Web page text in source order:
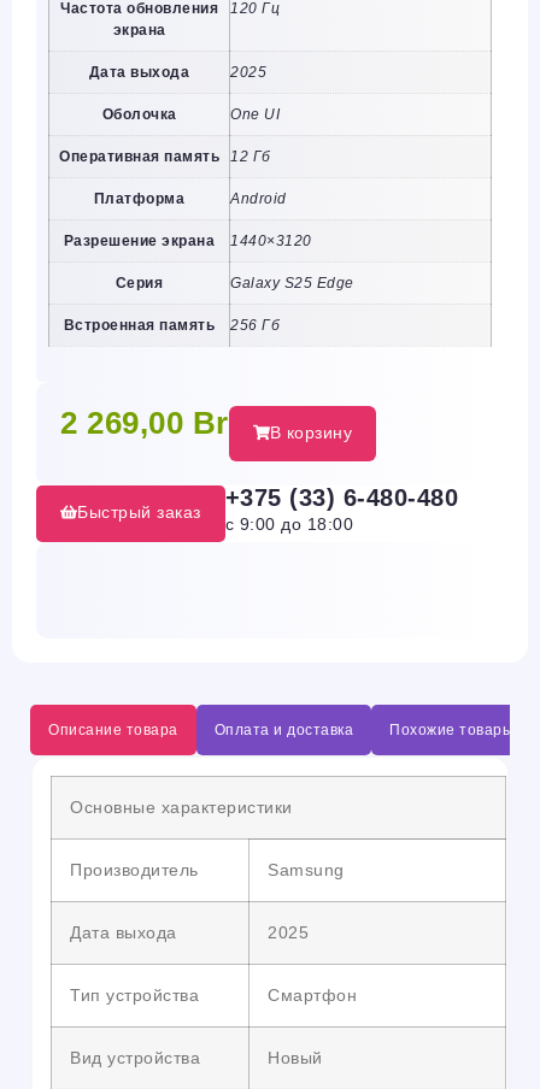
Частота обновления
экрана
120 Гц
Дата выхода 2025
Оболочка One UI
Оперативная память 12 Гб
Платформа Android
Разрешение экрана 1440×3120
Серия Galaxy S25 Edge
Встроенная память 256 Гб
2 269,00 Br В корзину
Быстрый заказ
+375 (33) 6-480-480
с 9:00 до 18:00
Описание товара Оплата и доставка Похожие товары
Основные характеристики
Производитель Samsung
Дата выхода 2025
Тип устройства Смартфон
Вид устройства Новый